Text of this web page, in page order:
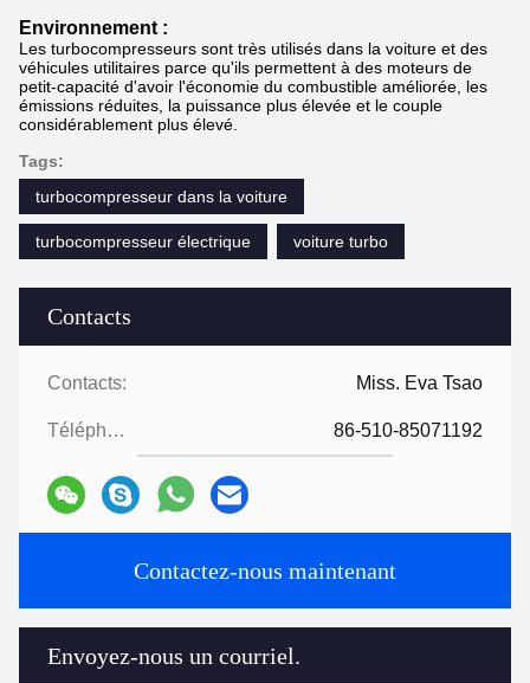
Contacts
Contacts: Miss. Eva Tsao
Téléphone: 86-510-85071192
Contactez-nous maintenant
Envoyez-nous un courriel.
Environnement :
Les turbocompresseurs sont très utilisés dans la voiture et des
véhicules utilitaires parce qu'ils permettent à des moteurs de
petit-capacité d'avoir l'économie du combustible améliorée, les
émissions réduites, la puissance plus élevée et le couple
considérablement plus élevé.
Tags:
turbocompresseur dans la voiture
turbocompresseur électrique voiture turbo